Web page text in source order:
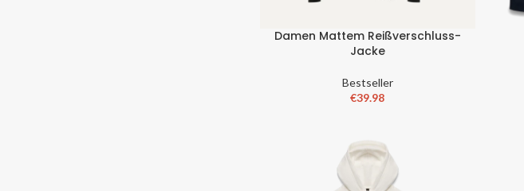
Damen Mattem Reißverschluss-
Jacke
Bestseller
€39.98